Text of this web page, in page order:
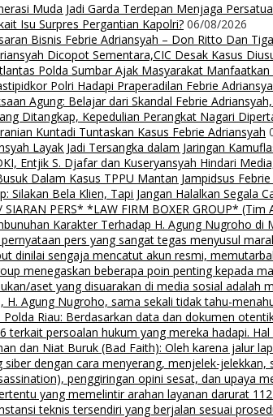
Muda Jadi Garda Terdepan Menjaga
Isu Surpres Pergantian Kapolri? 06/08/2026
Bisnis Febrie Adriansyah – Don Ritto Dan
Dicopot Sementara,CIC Desak Kasus
Polda Sumbar Ajak Masyarakat
Polri Hadapi Praperadilan Febrie
Agung: Belajar dari Skandal Febrie
Ditangkap, Kepedulian Perangkat Nagari
Kuntadi Tuntaskan Kasus Febrie Adriansyah
Layak Jadi Tersangka dalam Jaringan
Entjik S. Djafar dan Kuseryansyah Hindari
Dalam Kasus TPPU Mantan Jampidsus
Silakan Bela Klien, Tapi Jangan Halalkan
SIARAN PERS* *LAW FIRM BOXER GROUP*
Karakter Terhadap H. Agung Nugroho di
pers yang sangat tegas menyusul
dinilai sengaja mencatut akun resmi,
menegaskan beberapa poin penting kepada
aset yang disuarakan di media sosial
H. Agung Nugroho, sama sekali tidak tahu-
Polda Riau: Berdasarkan data dan dokumen
terkait persoalan hukum yang mereka hadapi.
dan Niat Buruk (Bad Faith): Oleh karena jalur
siber dengan cara menyerang, menjelek-
penggiringan opini sesat, dan upaya
yang memelintir arahan layanan darurat
teknis tersendiri yang berjalan sesuai